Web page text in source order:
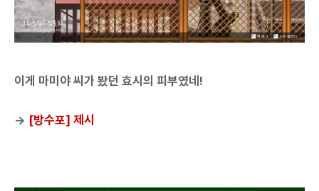
이게 마미야 씨가 봤던 효시의 피부였네!
→ [방수포] 제시